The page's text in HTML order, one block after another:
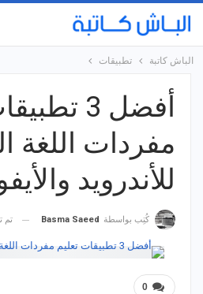
الباش كاتبة تطبيقات
أفضل 3
مفردات اللغة
للأندرويد
كُتِب بواسطة Basma Saeed تم
0